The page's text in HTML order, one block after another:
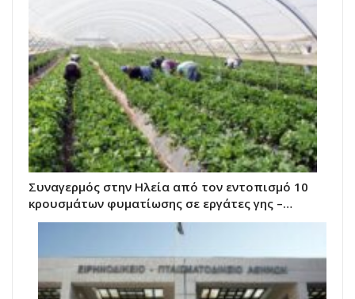
Συναγερμός στην Ηλεία από τον εντοπισμό 10
κρουσμάτων φυματίωσης σε εργάτες γης –…